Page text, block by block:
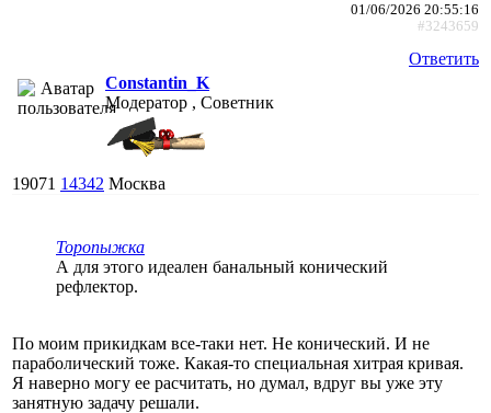
01/06/2026 20:55:16
#3243659
Ответить
Constantin_K
Модератор , Советник
19071 14342 Москва
Торопыжка
А для этого идеален банальный конический
рефлектор.
По моим прикидкам все-таки нет. Не конический. И не
параболический тоже. Какая-то специальная хитрая кривая.
Я наверно могу ее расчитать, но думал, вдруг вы уже эту
занятную задачу решали.